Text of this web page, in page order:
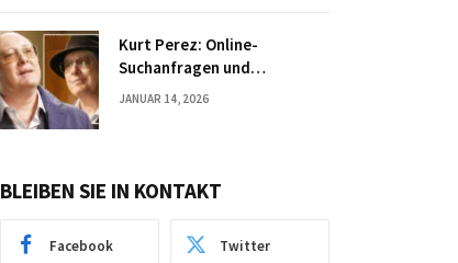
Kurt Perez: Online-
Suchanfragen und
begrenzte öffentliche
JANUAR 14, 2026
BLEIBEN SIE IN KONTAKT
Facebook Twitter